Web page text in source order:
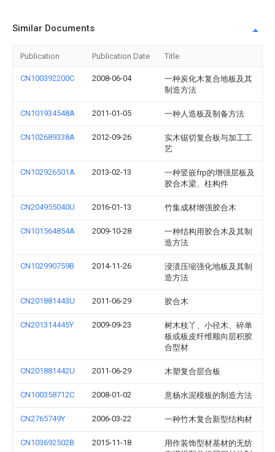
Similar Documents
Publication Publication Date Title
CN100392200C 2008-06-04
一种炭化木复合地板及其
制造方法
CN101934548A 2011-01-05 一种人造板及制备方法
CN102689338A 2012-09-26
实木锯切复合板与加工工
艺
CN102926501A 2013-02-13
一种竖嵌frp的增强层板及
胶合木梁、柱构件
CN204955040U 2016-01-13 竹集成材增强胶合木
CN101564854A 2009-10-28
一种结构用胶合木及其制
造方法
CN102990759B 2014-11-26
浸渍压缩强化地板及其制
造方法
CN201881443U 2011-06-29 胶合木
CN201314445Y 2009-09-23
树木枝丫、小径木、碎单
板或板皮纤维顺向层积胶
合型材
CN201881442U 2011-06-29 木塑复合层合板
CN100358712C 2008-01-02 意杨水泥模板的制造方法
CN2765749Y 2006-03-22 一种竹木复合新型结构材
CN103692502B 2015-11-18
用作装饰型材基材的无纺